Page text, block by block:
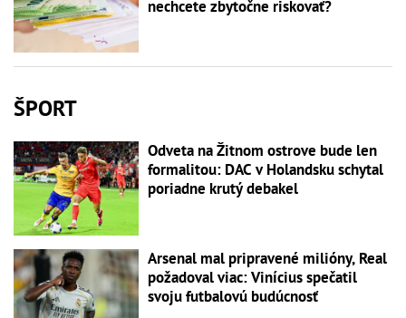
nechcete zbytočne riskovať?
ŠPORT
Odveta na Žitnom ostrove bude len
formalitou: DAC v Holandsku schytal
poriadne krutý debakel
Arsenal mal pripravené milióny, Real
požadoval viac: Vinícius spečatil
svoju futbalovú budúcnosť